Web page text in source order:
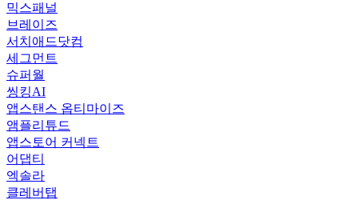
믹스패널
브레이즈
서치애드닷컴
세그먼트
슈퍼월
씽킹AI
앱스탠스 옵티마이즈
앰플리튜드
앱스토어 커넥트
어댑티
엑솔라
클레버탭